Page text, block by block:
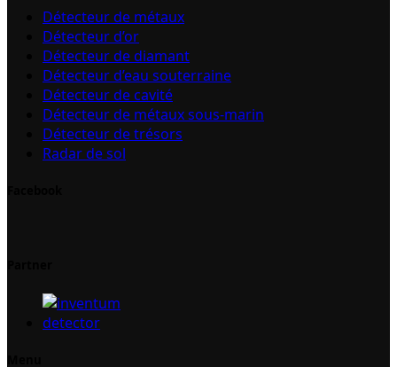
Détecteur de métaux
Détecteur d’or
Détecteur de diamant
Détecteur d’eau souterraine
Détecteur de cavité
Détecteur de métaux sous-marin
Détecteur de trésors
Radar de sol